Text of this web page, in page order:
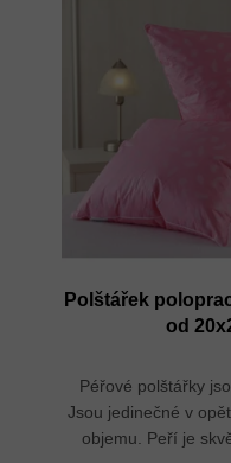
Polštářek
od
Péřové polštářky
Jsou jedinečné v
objemu. Peří je